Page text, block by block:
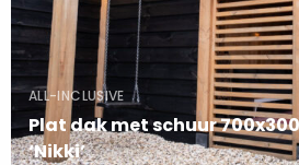
ALL-INCLUSIVE
Plat dak met schuur
‘Nikki’